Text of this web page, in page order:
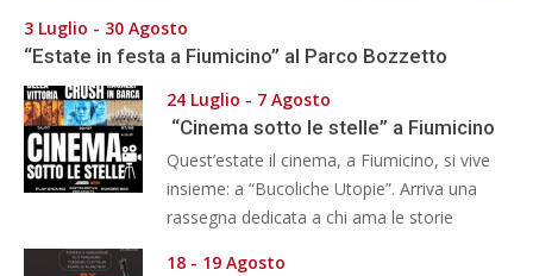
3 Luglio - 30 Agosto
“Estate in festa a Fiumicino” al Parco Bozzetto
24 Luglio - 7 Agosto
“Cinema sotto le stelle” a Fiumicino
Quest’estate il cinema, a Fiumicino, si vive
insieme: a “Bucoliche Utopie”. Arriva una
rassegna dedicata a chi ama le storie
18 - 19 Agosto